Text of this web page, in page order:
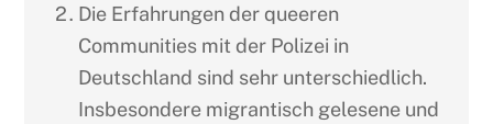
Die Erfahrungen der queeren
Communities mit der Polizei in
Deutschland sind sehr unterschiedlich.
Insbesondere migrantisch gelesene und